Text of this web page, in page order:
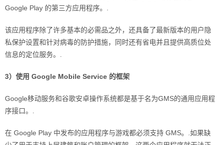
Google Play 的第三方应用程序。.
该应用程序除了许多基本的必需品之外，还具备了最新版本的用户隐
私保护设置和针对病毒的防护措施，同时还有省电并且提供高质位处
信息的定位服务。.
3）使用 Google Mobile Service 的框架
Google移动服务和谷歌安卓操作系统都是基于名为GMS的通用应用程
序接口。.
在 Google Play 中发布的应用程序与游戏都必须支持 GMS。.如果缺